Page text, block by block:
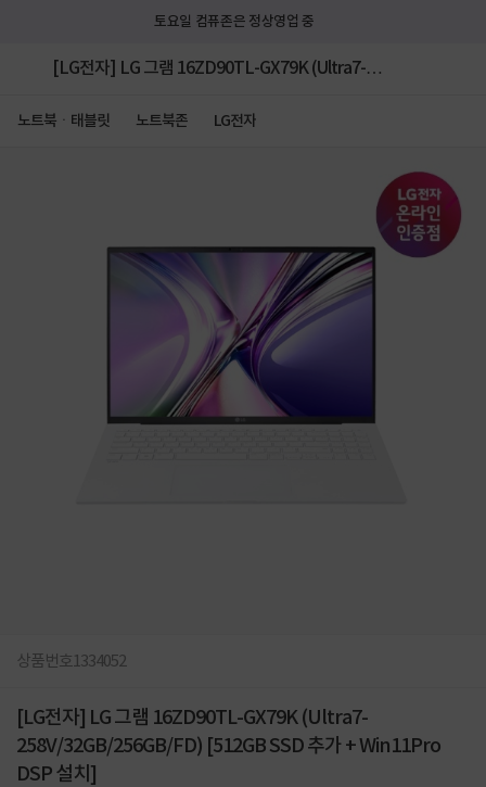
토요일 컴퓨존은 정상영업 중
[LG전자] LG 그램 16ZD90TL-GX79K (Ultra7-
노트북ㆍ태블릿 노트북존 LG전자
상품번호1334052
[LG전자] LG 그램 16ZD90TL-GX79K (Ultra7-
258V/32GB/256GB/FD) [512GB SSD 추가 + Win11Pro
DSP 설치]